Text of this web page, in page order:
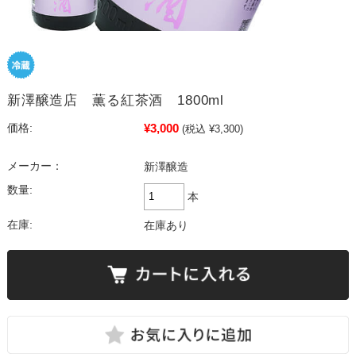
新澤醸造店 薫る紅茶酒 1800ml
価格: ¥3,000 (税込 ¥3,300)
メーカー：
新澤醸造
数量:
本
在庫: 在庫あり